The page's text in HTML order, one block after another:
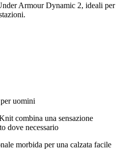
Armour Dynamic 2, ideali per
uomini
combina una sensazione
dove necessario
morbida per una calzata facile